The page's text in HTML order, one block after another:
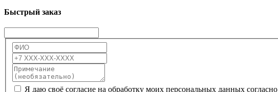
Быстрый заказ
Я даю своё согласие на обработку моих персональных данных согласно